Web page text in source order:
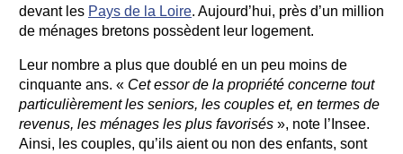
devant les Pays de la Loire. Aujourd’hui, près d’un million
de ménages bretons possèdent leur logement.
Leur nombre a plus que doublé en un peu moins de
cinquante ans. « Cet essor de la propriété concerne tout
particulièrement les seniors, les couples et, en termes de
revenus, les ménages les plus favorisés », note l’Insee.
Ainsi, les couples, qu’ils aient ou non des enfants, sont